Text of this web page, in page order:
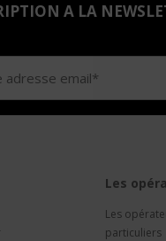
A LA
Les
Les
particuliers